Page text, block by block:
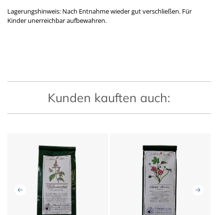
Lagerungshinweis: Nach Entnahme wieder gut verschließen. Für
Kinder unerreichbar aufbewahren.
Kunden kauften auch: